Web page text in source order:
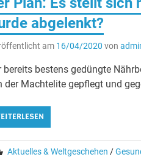
abgelenkt?
am 16/04/2020 von
bereits bestens gedüngte
der Machtelite gepflegt und
Aktuelles & Weltgeschehen /